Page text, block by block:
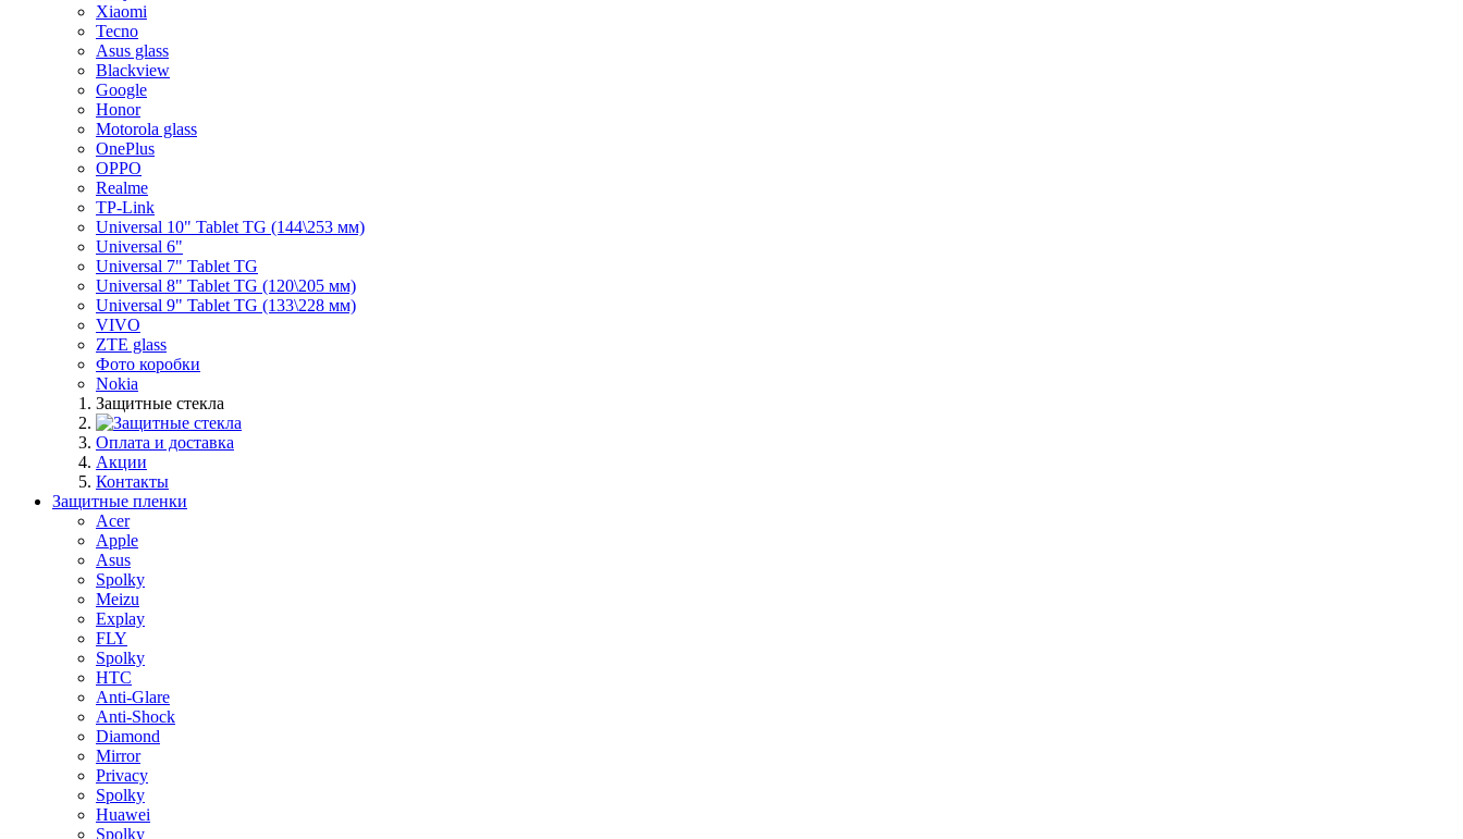
Xiaomi
Tecno
Asus glass
Blackview
Google
Honor
Motorola glass
OnePlus
OPPO
Realme
TP-Link
Universal 10" Tablet TG (144\253 мм)
Universal 6"
Universal 7" Tablet TG
Universal 8" Tablet TG (120\205 мм)
Universal 9" Tablet TG (133\228 мм)
VIVO
ZTE glass
Фото коробки
Nokia
Защитные стекла
Оплата и доставка
Акции
Контакты
Защитные пленки
Acer
Apple
Asus
Spolky
Meizu
Explay
FLY
Spolky
HTC
Anti-Glare
Anti-Shock
Diamond
Mirror
Privacy
Spolky
Huawei
Spolky